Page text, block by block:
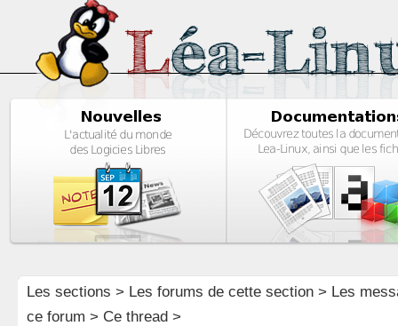
Les sections > Les forums de cette section> Les
ce forum > Ce thread >